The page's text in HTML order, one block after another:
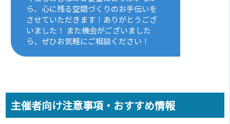
ら、心に残る空間づくりのお手伝いを
させていただきます！ありがとうござ
いました！ また機会がございました
ら、ぜひお気軽にご相談ください！
主催者向け注意事項・おすすめ情報